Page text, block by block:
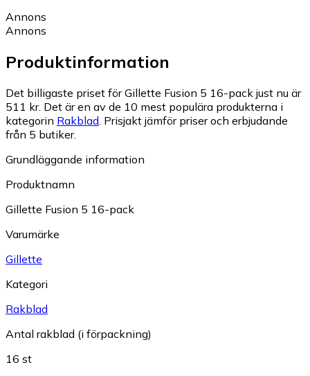
Annons
Annons
Produktinformation
Det billigaste priset för Gillette Fusion 5 16-pack just nu är
511 kr. Det är en av de 10 mest populära produkterna i
kategorin Rakblad. Prisjakt jämför priser och erbjudande
från 5 butiker.
Grundläggande information
Produktnamn
Gillette Fusion 5 16-pack
Varumärke
Gillette
Kategori
Rakblad
Antal rakblad (i förpackning)
16 st